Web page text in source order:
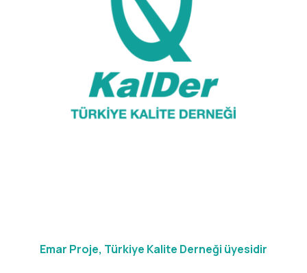
Emar Proje, Türkiye Kalite Derneği üyesidir